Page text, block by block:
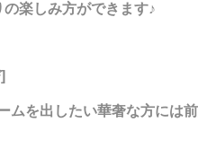
楽しみ方ができます♪
ムを出したい華奢な方には